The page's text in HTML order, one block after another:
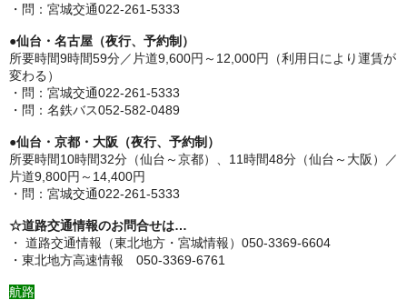
・問：宮城交通022-261-5333
●仙台・名古屋（夜行、予約制）
所要時間9時間59分／片道9,600円～12,000円（利用日により運賃が
変わる）
・問：宮城交通022-261-5333
・問：名鉄バス052-582-0489
●仙台・京都・大阪（夜行、予約制）
所要時間10時間32分（仙台～京都）、11時間48分（仙台～大阪）／
片道9,800円～14,400円
・問：宮城交通022-261-5333
☆道路交通情報のお問合せは…
・ 道路交通情報（東北地方・宮城情報）050-3369-6604
・東北地方高速情報 050-3369-6761
航路